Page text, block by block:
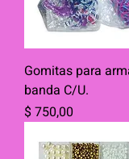
Gomitas para
banda C/U.
Precio
$ 750,00